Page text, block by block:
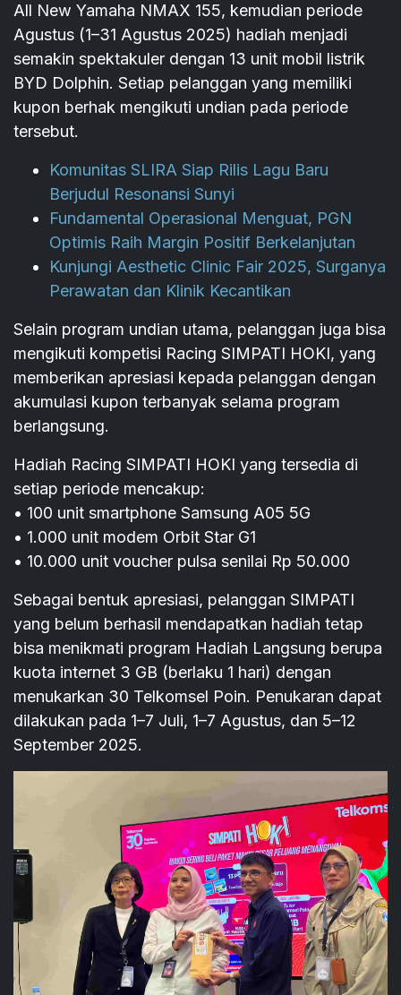
All New Yamaha NMAX 155, kemudian periode
Agustus (1–31 Agustus 2025) hadiah menjadi
semakin spektakuler dengan 13 unit mobil listrik
BYD Dolphin. Setiap pelanggan yang memiliki
kupon berhak mengikuti undian pada periode
tersebut.
Komunitas SLIRA Siap Rilis Lagu Baru
Berjudul Resonansi Sunyi
Fundamental Operasional Menguat, PGN
Optimis Raih Margin Positif Berkelanjutan
Kunjungi Aesthetic Clinic Fair 2025, Surganya
Perawatan dan Klinik Kecantikan
Selain program undian utama, pelanggan juga bisa
mengikuti kompetisi Racing SIMPATI HOKI, yang
memberikan apresiasi kepada pelanggan dengan
akumulasi kupon terbanyak selama program
berlangsung.
Hadiah Racing SIMPATI HOKI yang tersedia di
setiap periode mencakup:
• 100 unit smartphone Samsung A05 5G
• 1.000 unit modem Orbit Star G1
• 10.000 unit voucher pulsa senilai Rp 50.000
Sebagai bentuk apresiasi, pelanggan SIMPATI
yang belum berhasil mendapatkan hadiah tetap
bisa menikmati program Hadiah Langsung berupa
kuota internet 3 GB (berlaku 1 hari) dengan
menukarkan 30 Telkomsel Poin. Penukaran dapat
dilakukan pada 1–7 Juli, 1–7 Agustus, dan 5–12
September 2025.